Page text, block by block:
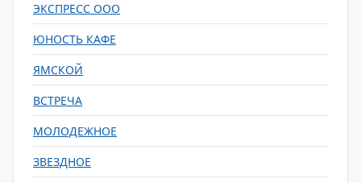
ЭКСПРЕСС ООО
ЮНОСТЬ КАФЕ
ЯМСКОЙ
ВСТРЕЧА
МОЛОДЕЖНОЕ
ЗВЕЗДНОЕ